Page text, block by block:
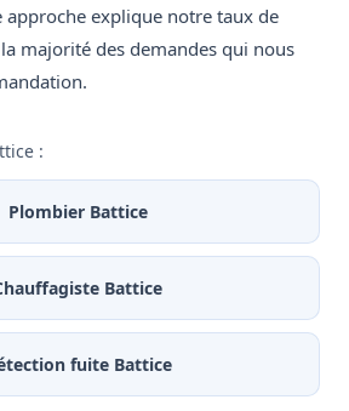
approche explique notre taux de
majorité des demandes qui nous
:
Plombier Battice
Battice
fuite Battice